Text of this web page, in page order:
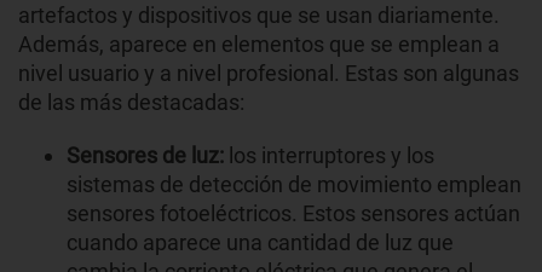
artefactos y dispositivos que se usan diariamente.
Además, aparece en elementos que se emplean a
nivel usuario y a nivel profesional. Estas son algunas
de las más destacadas:
Sensores de luz: los interruptores y los
sistemas de detección de movimiento emplean
sensores fotoeléctricos. Estos sensores actúan
cuando aparece una cantidad de luz que